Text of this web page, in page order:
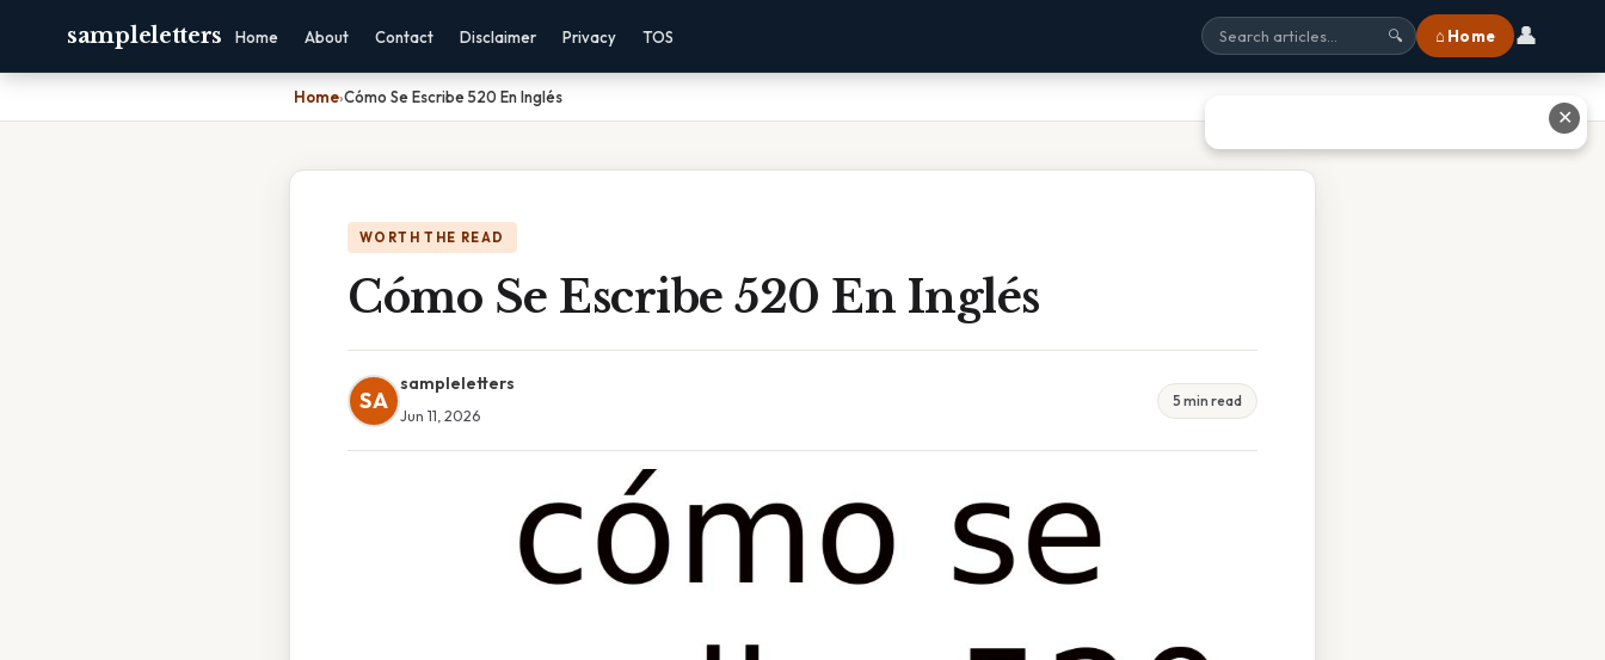
sampleletters Home About Contact Disclaimer Privacy TOS 🔍 ⌂ Home 👤
Home›Cómo Se Escribe 520 En Inglés
WORTH THE READ
Cómo Se Escribe 520 En Inglés
SA
sampleletters
Jun 11, 2026
5 min read
✕